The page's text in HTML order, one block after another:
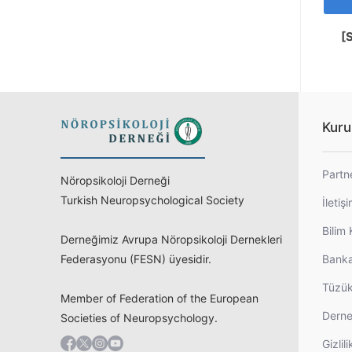
Nöropsikoloji Derneği
Turkish Neuropsychological Society
Derneğimiz Avrupa Nöropsikoloji Dernekleri
Federasyonu (FESN) üyesidir.
Member of Federation of the European
Societies of Neuropsychology.
Bilim